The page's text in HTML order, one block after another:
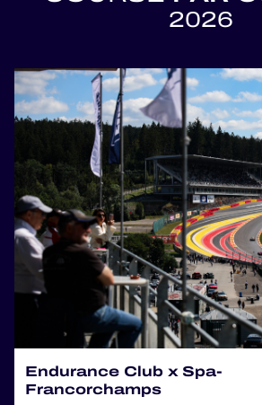
ALMS 2026
Endurance Club x Spa-
Francorchamps